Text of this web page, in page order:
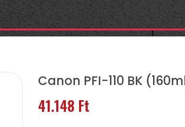
Canon PFI-110 BK
41.148 Ft